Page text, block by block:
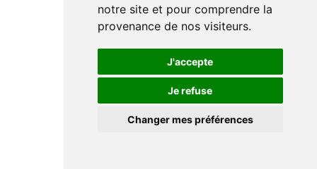
notre site et pour comprendre la
provenance de nos visiteurs.
J'accepte
Je refuse
Changer mes préférences